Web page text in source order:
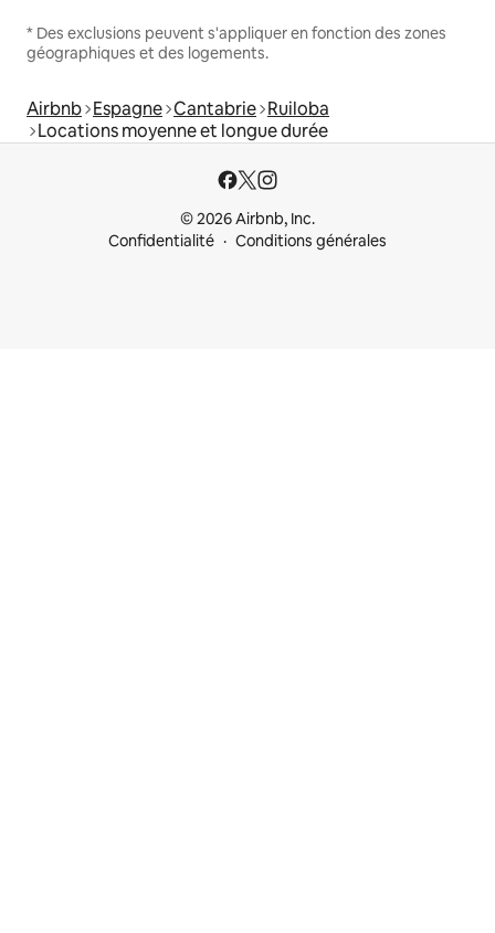
* Des exclusions peuvent s'appliquer en fonction des zones
géographiques et des logements.
Airbnb Espagne Cantabrie Ruiloba
Locations moyenne et longue durée
© 2026 Airbnb, Inc.
Confidentialité
Conditions générales